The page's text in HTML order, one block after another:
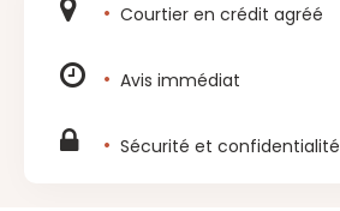
Courtier en crédit agréé
Avis immédiat
Sécurité et confidentialité